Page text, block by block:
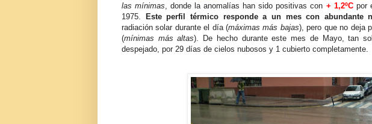
las mínimas , donde la anomalías han sido positivas con + 1,2ºCpor
1975. Este perfil térmico responde a un mes con abundante
radiación solar durante el día (máximas más bajas), pero que no deja
(mínimas más altas). De hecho durante este mes de Mayo, tan
despejado, por 29 días de cielos nubosos y 1 cubierto completamente.